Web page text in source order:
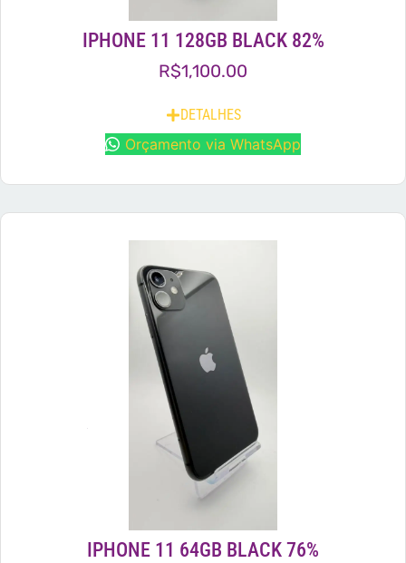
IPHONE 11 128GB BLACK 82%
R$1,100.00
DETALHES
Orçamento via WhatsApp
IPHONE 11 64GB BLACK 76%